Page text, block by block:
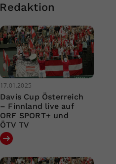
17.01.2025
Davis Cup Österreich
– Finnland live auf
ORF SPORT+ und
ÖTV TV